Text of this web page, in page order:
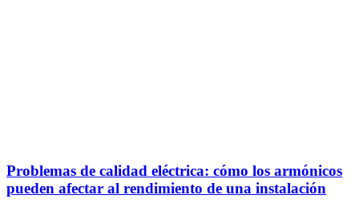
Problemas de calidad eléctrica: cómo los armónicos
pueden afectar al rendimiento de una instalación